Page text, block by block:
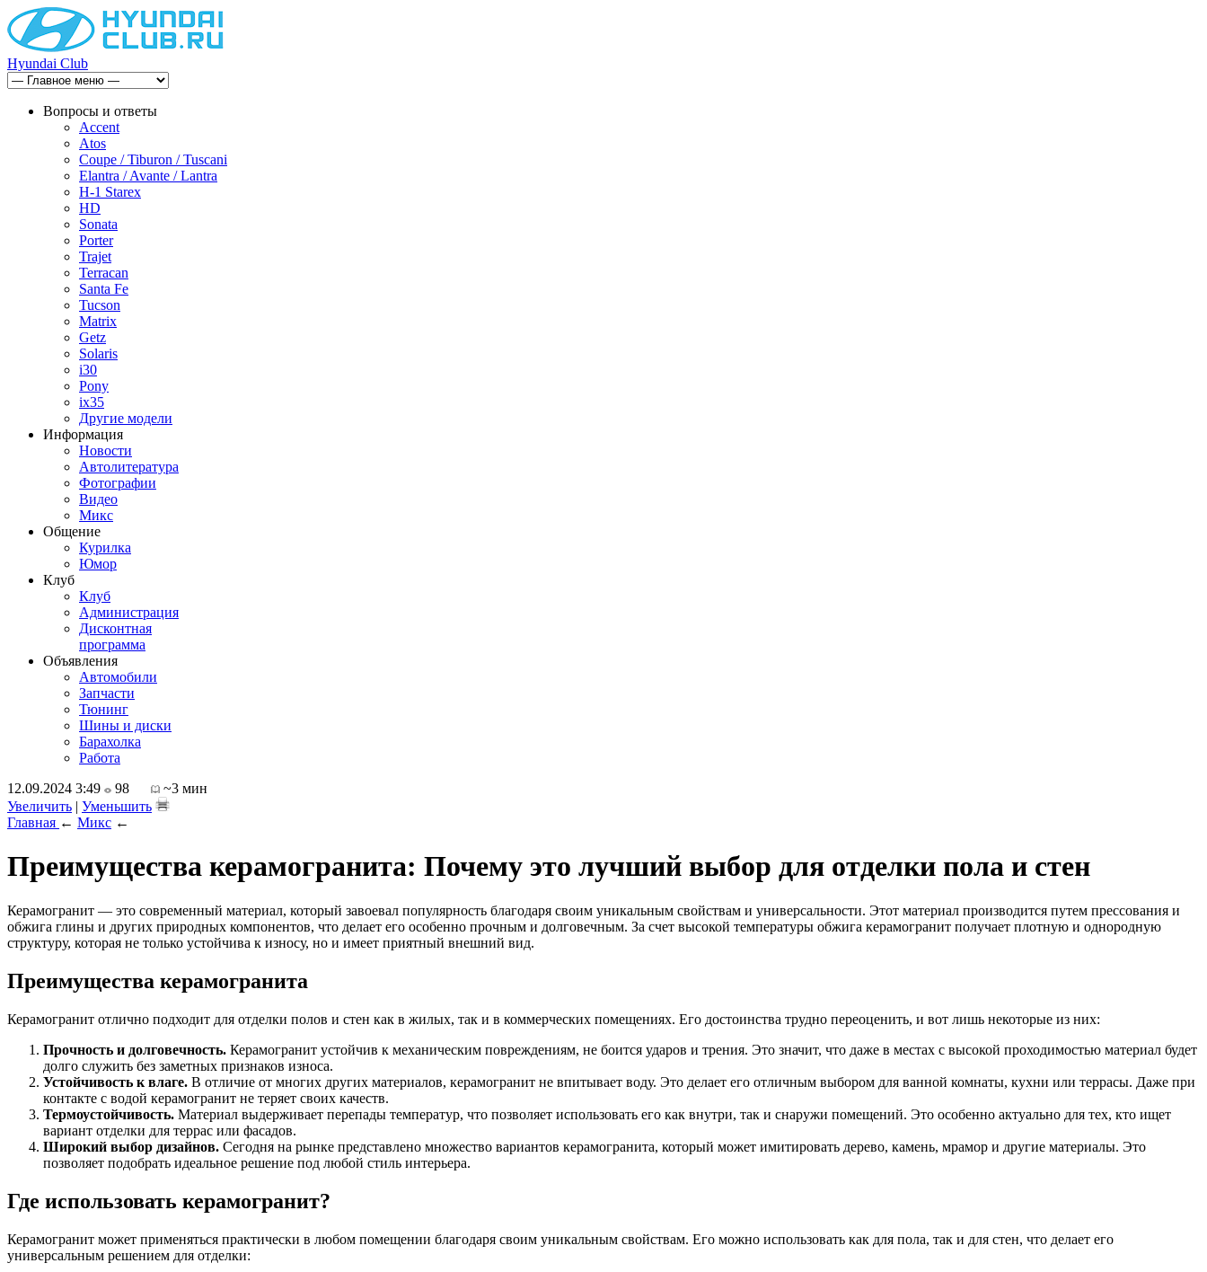
Hyundai Club
Вопросы и ответы
Accent
Atos
Coupe / Tiburon / Tuscani
Elantra / Avante / Lantra
H-1 Starex
HD
Sonata
Porter
Trajet
Terracan
Santa Fe
Tucson
Matrix
Getz
Solaris
i30
Pony
ix35
Другие модели
Информация
Новости
Автолитература
Фотографии
Видео
Микс
Общение
Курилка
Юмор
Клуб
Клуб
Администрация
Дисконтная
программа
Объявления
Автомобили
Запчасти
Тюнинг
Шины и диски
Барахолка
Работа
12.09.2024 3:49
98
~3 мин
Увеличить | Уменьшить
Главная ← Микс ←
Преимущества керамогранита: Почему это лучший выбор для отделки пола и стен
Керамогранит — это современный материал, который завоевал популярность благодаря своим уникальным свойствам и универсальности. Этот материал производится путем прессования и
обжига глины и других природных компонентов, что делает его особенно прочным и долговечным. За счет высокой температуры обжига керамогранит получает плотную и однородную
структуру, которая не только устойчива к износу, но и имеет приятный внешний вид.
Преимущества керамогранита
Керамогранит отлично подходит для отделки полов и стен как в жилых, так и в коммерческих помещениях. Его достоинства трудно переоценить, и вот лишь некоторые из них:
Прочность и долговечность. Керамогранит устойчив к механическим повреждениям, не боится ударов и трения. Это значит, что даже в местах с высокой проходимостью материал будет
долго служить без заметных признаков износа.
Устойчивость к влаге. В отличие от многих других материалов, керамогранит не впитывает воду. Это делает его отличным выбором для ванной комнаты, кухни или террасы. Даже при
контакте с водой керамогранит не теряет своих качеств.
Термоустойчивость. Материал выдерживает перепады температур, что позволяет использовать его как внутри, так и снаружи помещений. Это особенно актуально для тех, кто ищет
вариант отделки для террас или фасадов.
Широкий выбор дизайнов. Сегодня на рынке представлено множество вариантов керамогранита, который может имитировать дерево, камень, мрамор и другие материалы. Это
позволяет подобрать идеальное решение под любой стиль интерьера.
Где использовать керамогранит?
Керамогранит может применяться практически в любом помещении благодаря своим уникальным свойствам. Его можно использовать как для пола, так и для стен, что делает его
универсальным решением для отделки: